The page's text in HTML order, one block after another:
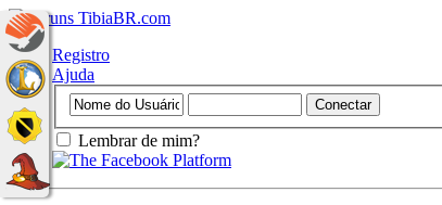
Registro
Ajuda
Lembrar de mim?